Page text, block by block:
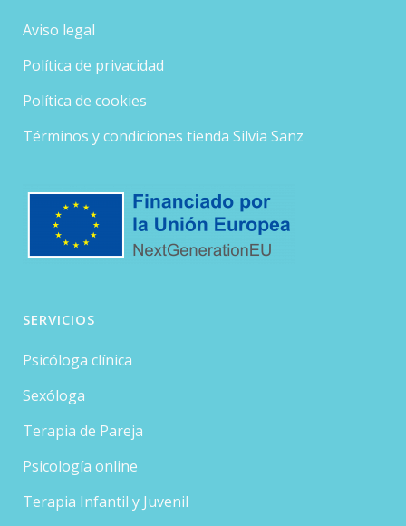
Aviso legal
Política de privacidad
Política de cookies
Términos y condiciones tienda Silvia Sanz
SERVICIOS
Psicóloga clínica
Sexóloga
Terapia de Pareja
Psicología online
Terapia Infantil y Juvenil